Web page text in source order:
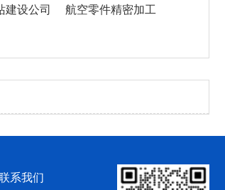
建设公司
航空零件精密加工
系我们